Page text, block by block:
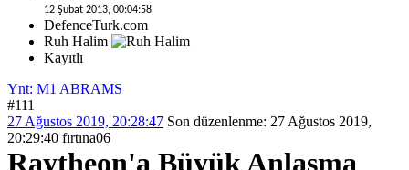
12 Şubat 2013, 00:04:58
DefenceTurk.com
Ruh Halim
Kayıtlı
Ynt: M1 ABRAMS
#111
27 Ağustos 2019, 20:28:47 Son düzenlenme: 27 Ağustos 2019,
20:29:40 fırtına06
Raytheon'a Büyük Anlaşma